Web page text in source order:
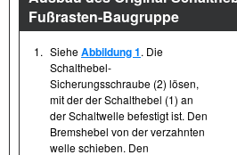
Fußrasten-Baugruppe
1. SieheAbbildung 1. Die
Schalthebel-
Sicherungsschraube (2) lösen,
mit der der Schalthebel (1) an
der Schaltwelle befestigt ist. Den
Bremshebel von der verzahnten
welle schieben. Den